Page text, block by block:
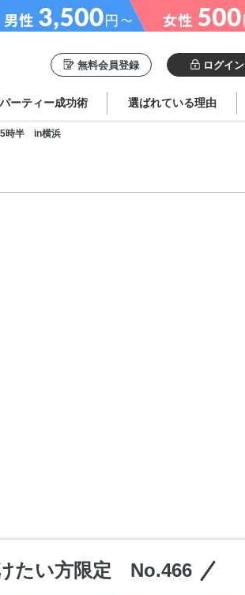
無料会員登録 ログイン
パーティー成功術 選ばれている理由
時半 in横浜
たい方限定 No.466